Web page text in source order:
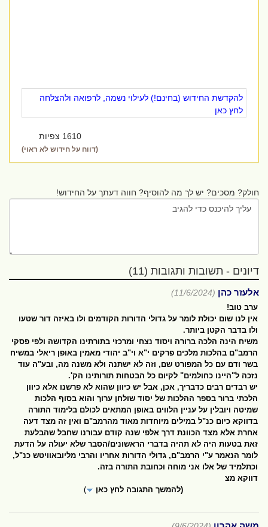
להקדשת החידוש (בחינם!) לעילוי נשמה, לרפואה ולהצלחה
לחץ כאן
1610 צפיות
(דווח על חידוש לא ראוי)
חולק? מסכים? יש לך מה להוסיף? חווה דעתך על החידוש!
דיונים - תשובות ותגובות (11)
אלעזר כהן (11/6/2024)
ערב טוב!
אין לנו שום יכולת לומר על גדולי הדורות הקודמים ולו באיזה דור שטעו
ולו בדבר הקטן ביותר.
משיח הינה הלכה ברורה ויסוד נצחי ומרכזי בתורתינו הקדושה ולפי פסקי
הרמב"ם בהלכות מלכים פרקים י"א וי"ב יהודי מאמין באופן ריאלי במשיח
בשר ודם עם כל המפורט שם, וזה לא ישתנה ולא משנה מה, ובע"ה עוד
נזכה ל"היינו כחולמים" לקיום כל הבטחות תורותינו הק'.
יש רבדים רבים כדבריך, אכן, אבל יש כיוון שהוא לא פרשנו אלא כיוון
הלכתי ברור בספר ההלכות של יסוד שולחן ערוך והוא בסוף הלכות
שמיטה ויובלין על עניין הלווים באופן המתאים לכולם בלימוד התורה
בדווקא כיום כנ"ל במילים מיוחדות מאוד מהרמב"ם ואין זה מצד דעה
אחרת אלא מצד הכוונת דרך אלפי שנה קודם עבורנו שחבל שהבלעת
זאת בטעות היה לא תהיה בדברי הראשונים/הסבר שלא יעולה על הדעת
לומר הנאמר ע"י הרמב"ם, גדולי הדורות אחריו והרבי מליובאוויטש כנ"ל,
וכתלמיד של אלו אני מוחה וכחובת התורה בזה.
דווקא מצ
(להמשך התגובה לחץ כאן